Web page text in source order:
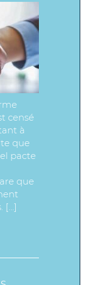
censé
à
que
pacte
que
[…]